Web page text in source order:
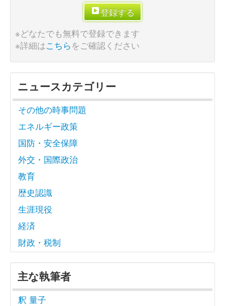
登録する
※どなたでも無料で登録できます
※詳細はこちらをご確認ください
ニュースカテゴリー
その他の時事問題
エネルギー政策
国防・安全保障
外交・国際政治
教育
歴史認識
生涯現役
経済
財政・税制
主な執筆者
釈 量子